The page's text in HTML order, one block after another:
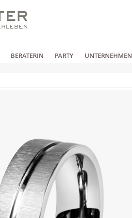
BERATERIN PARTY UNTERNEHMEN